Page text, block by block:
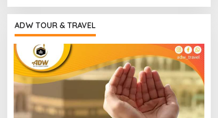
ADW TOUR & TRAVEL